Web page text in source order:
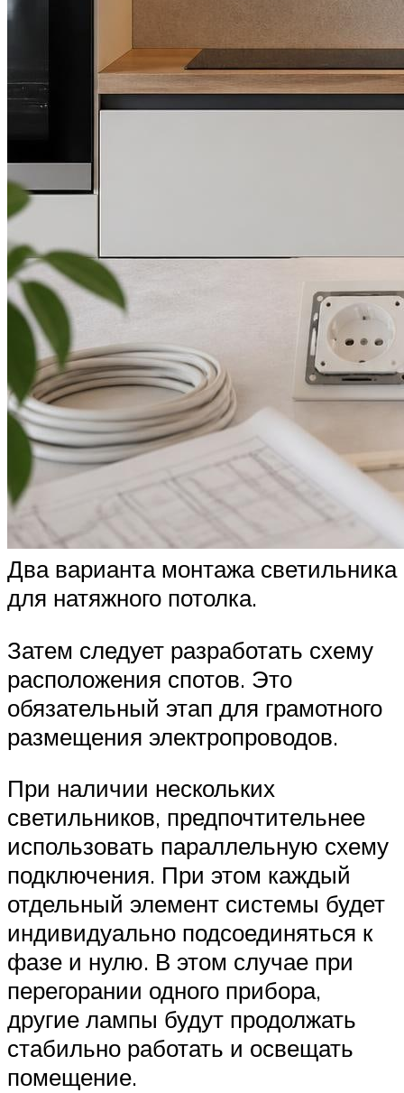
Два варианта монтажа светильника
для натяжного потолка.
Затем следует разработать схему
расположения спотов. Это
обязательный этап для грамотного
размещения электропроводов.
При наличии нескольких
светильников, предпочтительнее
использовать параллельную схему
подключения. При этом каждый
отдельный элемент системы будет
индивидуально подсоединяться к
фазе и нулю. В этом случае при
перегорании одного прибора,
другие лампы будут продолжать
стабильно работать и освещать
помещение.